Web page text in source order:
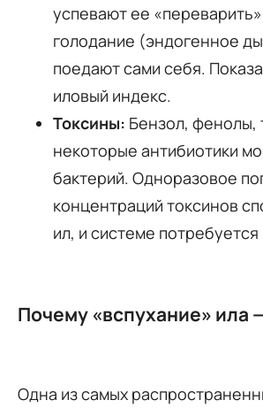
успевают ее
голодание (эндогенное
поедают сами себя.
иловый индекс.
Токсины: Бензол, фенолы,
некоторые антибиотики
бактерий. Одноразовое
концентраций токсинов
ил, и системе
Почему «вспухание» ила
Одна из самых